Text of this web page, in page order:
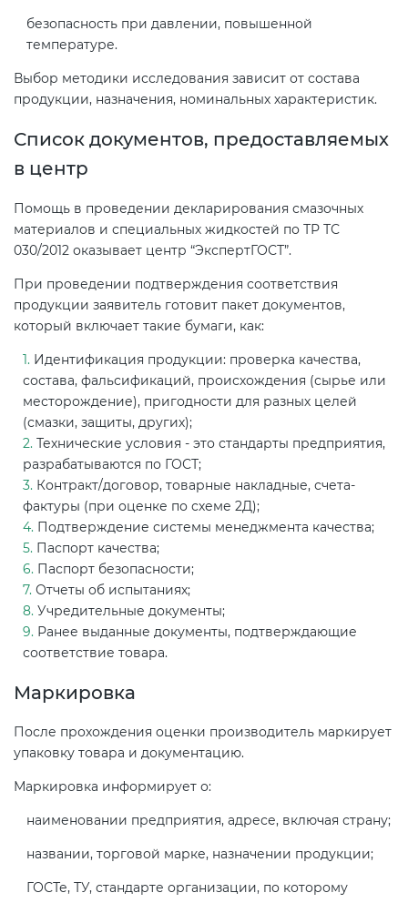
безопасность при давлении, повышенной
температуре.
Выбор методики исследования зависит от состава
продукции, назначения, номинальных характеристик.
Список документов, предоставляемых
в центр
Помощь в проведении декларирования смазочных
материалов и специальных жидкостей по ТР ТС
030/2012 оказывает центр “ЭкспертГОСТ”.
При проведении подтверждения соответствия
продукции заявитель готовит пакет документов,
который включает такие бумаги, как:
Идентификация продукции: проверка качества,
состава, фальсификаций, происхождения (сырье или
месторождение), пригодности для разных целей
(смазки, защиты, других);
Технические условия - это стандарты предприятия,
разрабатываются по ГОСТ;
Контракт/договор, товарные накладные, счета-
фактуры (при оценке по схеме 2Д);
Подтверждение системы менеджмента качества;
Паспорт качества;
Паспорт безопасности;
Отчеты об испытаниях;
Учредительные документы;
Ранее выданные документы, подтверждающие
соответствие товара.
Маркировка
После прохождения оценки производитель маркирует
упаковку товара и документацию.
Маркировка информирует о:
наименовании предприятия, адресе, включая страну;
названии, торговой марке, назначении продукции;
ГОСТе, ТУ, стандарте организации, по которому